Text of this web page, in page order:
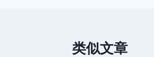
类似文章